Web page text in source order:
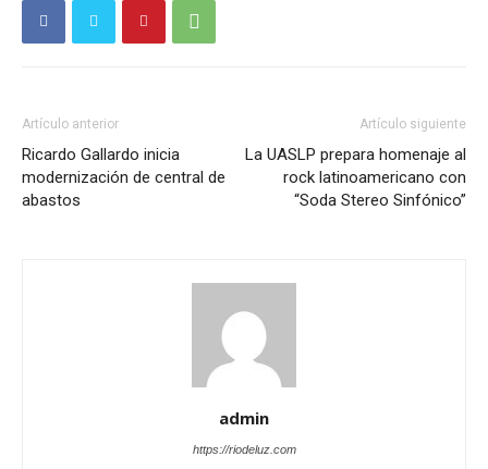
Artículo anterior
Ricardo Gallardo inicia
modernización de central de
abastos
Artículo siguiente
La UASLP prepara homenaje al
rock latinoamericano con
“Soda Stereo Sinfónico”
admin
https://riodeluz.com